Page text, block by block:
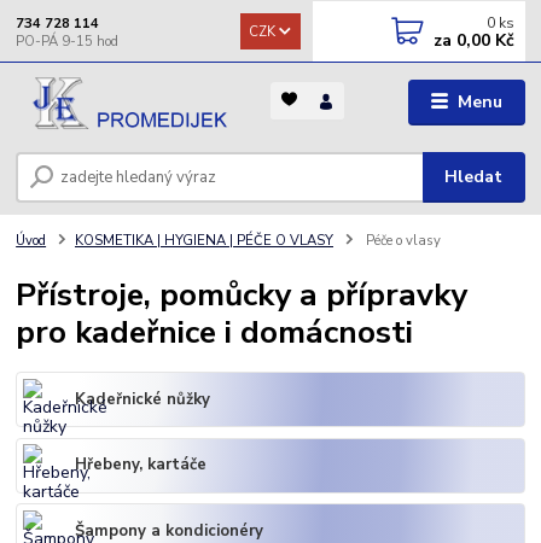
Menu
CZK
Hledat
734 728 114 0 ks
za 0,00 Kč
Úvod KOSMETIKA | HYGIENA | PÉČE O VLASY Péče o vlasy
Přístroje, pomůcky a přípravky
pro kadeřnice i domácnosti
Kadeřnické nůžky
Hřebeny, kartáče
Šampony a kondicionéry